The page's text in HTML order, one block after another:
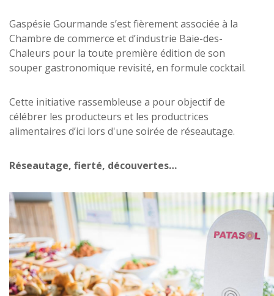
Gaspésie Gourmande s’est fièrement associée à la
Chambre de commerce et d’industrie Baie-des-
Chaleurs pour la toute première édition de son
souper gastronomique revisité, en formule cocktail.
Cette initiative rassembleuse a pour objectif de
célébrer les producteurs et les productrices
alimentaires d’ici lors d'une soirée de réseautage.
Réseautage, fierté, découvertes…